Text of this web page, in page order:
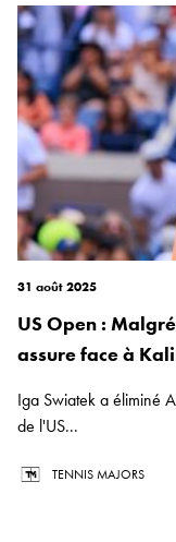
31 août 2025
US Open :
assure face à
Iga Swiatek a éliminé
de l'US...
TENNIS MAJORS